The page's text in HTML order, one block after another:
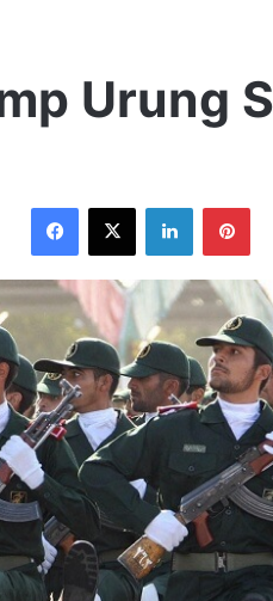
Urung
Facebook
X LinkedIn